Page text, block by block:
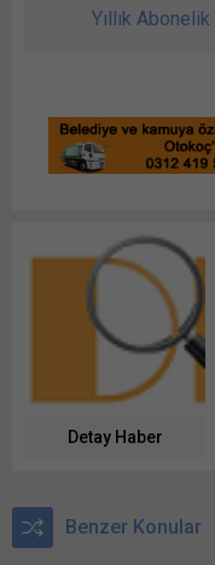
Yıllık Abonelik
Detay Haber
Benzer Konular